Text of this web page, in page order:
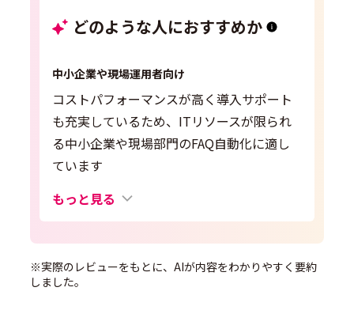
どのような人におすすめか
中小企業や現場運用者向け
コストパフォーマンスが高く導入サポート
も充実しているため、ITリソースが限られ
る中小企業や現場部門のFAQ自動化に適し
ています
もっと見る
※実際のレビューをもとに、AIが内容をわかりやすく要約
しました。